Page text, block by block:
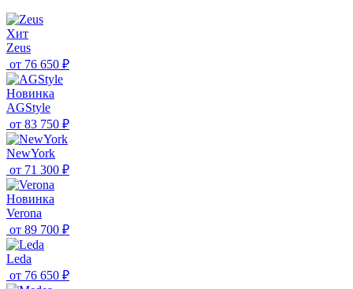
Хит
Zeus
от 76 650 ₽
Новинка
AGStyle
от 83 750 ₽
NewYork
от 71 300 ₽
Новинка
Verona
от 89 700 ₽
Leda
от 76 650 ₽